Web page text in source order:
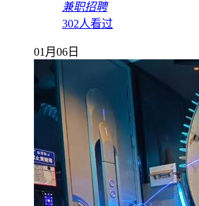
兼职招聘
302人看过
01月06日